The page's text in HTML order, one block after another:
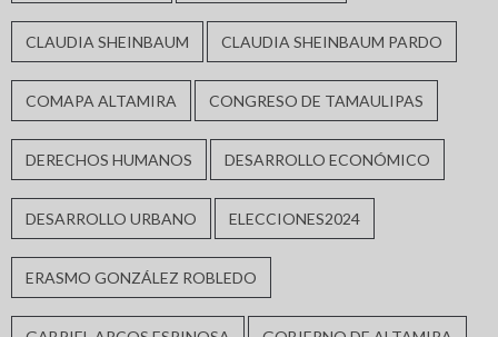
CLAUDIA SHEINBAUM CLAUDIA SHEINBAUM PARDO
COMAPA ALTAMIRA CONGRESO DE TAMAULIPAS
DERECHOS HUMANOS DESARROLLO ECONÓMICO
DESARROLLO URBANO ELECCIONES2024
ERASMO GONZÁLEZ ROBLEDO